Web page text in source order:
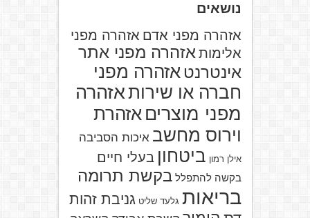
נושאים
אזהרה מפני אדם אזהרה מפני
אלימות אזהרה מפני אתר
אינטרנט אזהרה מפני
חברה או שירותאזהרה
מפני מוצרים אזהרת
וירוס מחשב איכות הסביבה
אילן רמון ביטחון בעלי חיים
בקשה להתפלל בקשת תרומה
בריאות גלעד שליט גניבת זהות